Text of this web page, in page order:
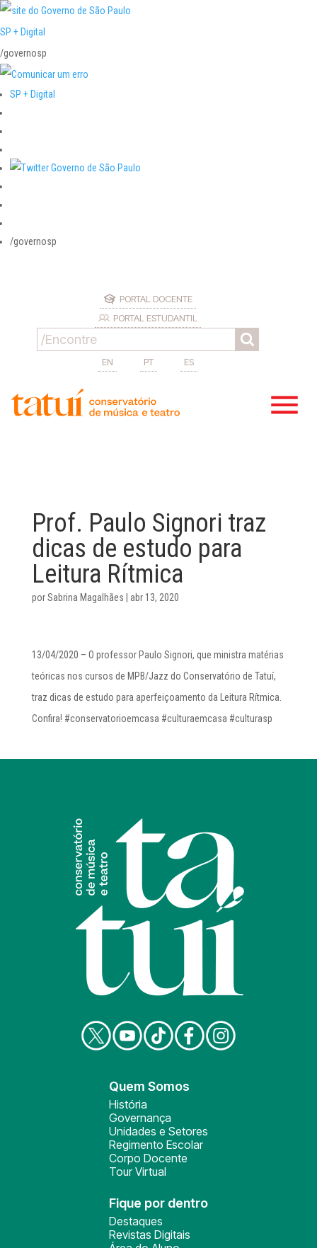
SP + Digital
/governosp
SP + Digital
/governosp
PORTAL DOCENTE
PORTAL ESTUDANTIL
EN PT ES
Prof. Paulo Signori traz
dicas de estudo para
Leitura Rítmica
porSabrina Magalhães abr 13, 2020
13/04/2020 – O professor Paulo Signori, que ministra matérias
teóricas nos cursos de MPB/Jazz do Conservatório de Tatuí,
traz dicas de estudo para aperfeiçoamento da Leitura Rítmica.
Confira! #conservatorioemcasa #culturaemcasa #culturasp
Quem Somos
História
Governança
Unidades e Setores
Regimento Escolar
Corpo Docente
Tour Virtual
Fique por dentro
Destaques
Revistas Digitais